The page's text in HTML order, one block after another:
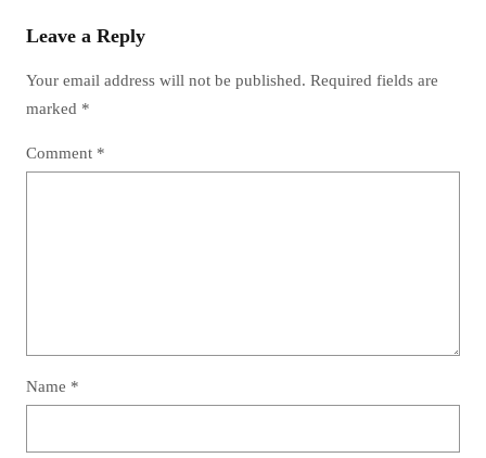
Leave a Reply
Your email address will not be published. Required fields are
marked *
Comment *
Name *